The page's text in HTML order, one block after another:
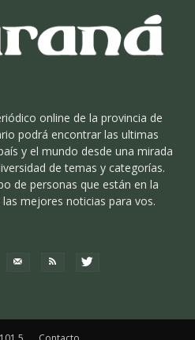
online de la provincia de
podrá encontrar las ultimas
y el mundo desde una mirada
de temas y categorías.
de personas que están en la
mejores noticias para vos.